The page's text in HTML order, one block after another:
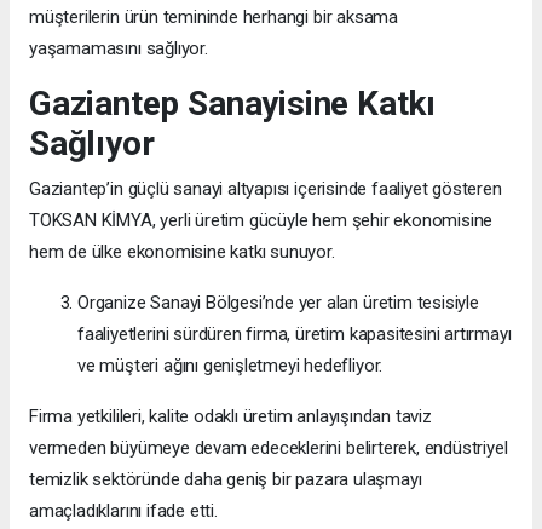
müşterilerin ürün temininde herhangi bir aksama
yaşamamasını sağlıyor.
Gaziantep Sanayisine Katkı
Sağlıyor
Gaziantep’in güçlü sanayi altyapısı içerisinde faaliyet gösteren
TOKSAN KİMYA, yerli üretim gücüyle hem şehir ekonomisine
hem de ülke ekonomisine katkı sunuyor.
Organize Sanayi Bölgesi’nde yer alan üretim tesisiyle
faaliyetlerini sürdüren firma, üretim kapasitesini artırmayı
ve müşteri ağını genişletmeyi hedefliyor.
Firma yetkilileri, kalite odaklı üretim anlayışından taviz
vermeden büyümeye devam edeceklerini belirterek, endüstriyel
temizlik sektöründe daha geniş bir pazara ulaşmayı
amaçladıklarını ifade etti.